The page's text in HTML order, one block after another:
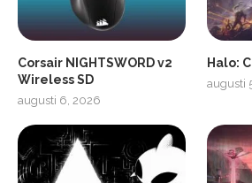
Corsair NIGHTSWORD v2
Wireless SD
augusti 6, 2026
Halo:
augusti